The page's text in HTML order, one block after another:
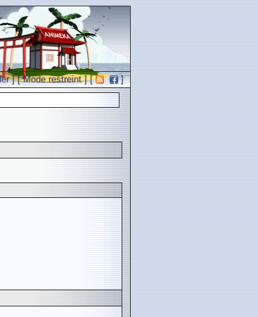
] [Mode restreint] [ ]